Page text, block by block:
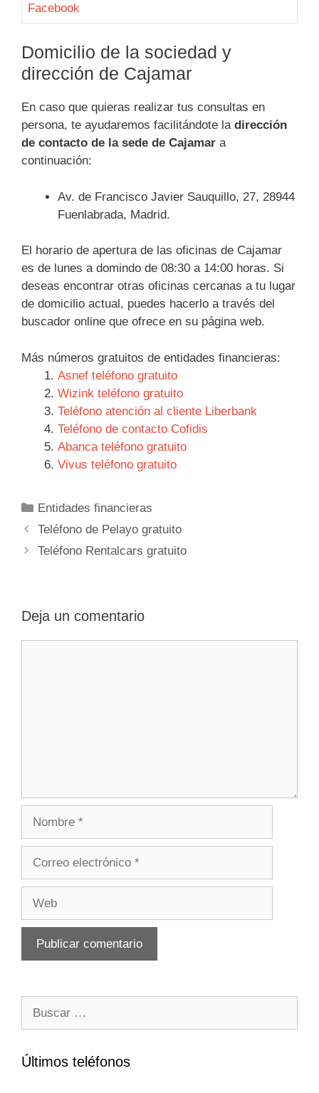
Facebook
Domicilio de la sociedad y
dirección de Cajamar
En caso que quieras realizar tus consultas en
persona, te ayudaremos facilitándote la dirección
de contacto de la sede de Cajamar a
continuación:
Av. de Francisco Javier Sauquillo, 27, 28944
Fuenlabrada, Madrid.
El horario de apertura de las oficinas de Cajamar
es de lunes a domindo de 08:30 a 14:00 horas. Si
deseas encontrar otras oficinas cercanas a tu lugar
de domicilio actual, puedes hacerlo a través del
buscador online que ofrece en su página web.
Más números gratuitos de entidades financieras:
Asnef teléfono gratuito
Wizink teléfono gratuito
Teléfono atención al cliente Liberbank
Teléfono de contacto Cofidis
Abanca teléfono gratuito
Vivus teléfono gratuito
Categorías
Entidades financieras
Navegación
de
Teléfono de Pelayo gratuito
Teléfono Rentalcars gratuito
Deja un comentario
Últimos teléfonos